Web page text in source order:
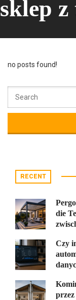
sklep
no posts found!
RECENT
die
Czy